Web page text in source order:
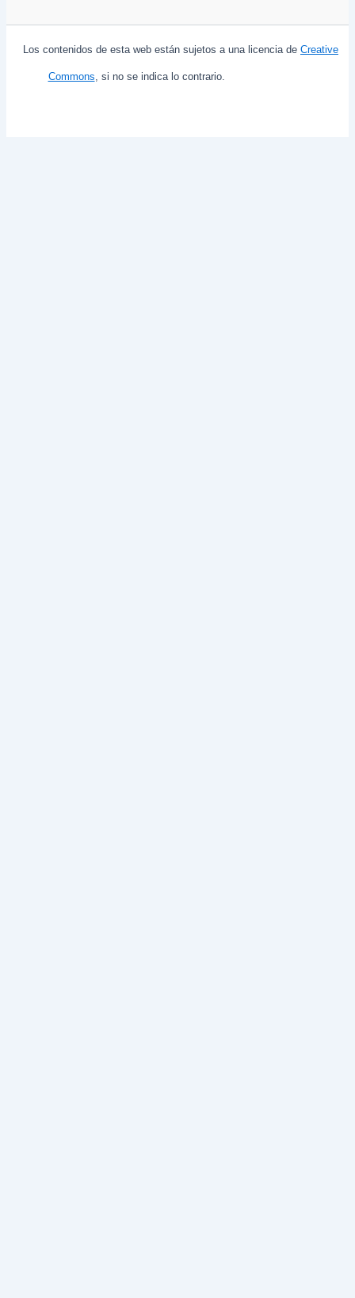
Los contenidos de esta web están sujetos a una licencia de Creative
Commons, si no se indica lo contrario.